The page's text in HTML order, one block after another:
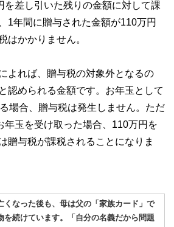
を差し引いた残りの金額に対して課
1年間に贈与された金額が110万円
はかかりません。
よれば、贈与税の対象外となるの
認められる金額です。お年玉として
場合、贈与税は発生しません。ただ
年玉を受け取った場合、110万円を
贈与税が課税されることになりま
くなった後も、母は父の「家族カード」で
を続けています。「自分の名義だから問題